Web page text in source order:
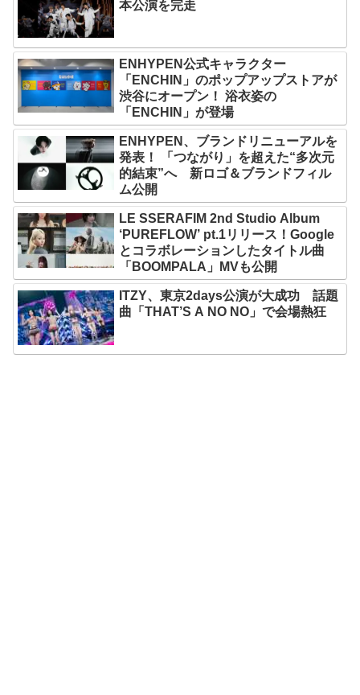
本公演を完走
ENHYPEN公式キャラクター
「ENCHIN」のポップアップストアが
渋谷にオープン！ 浴衣姿の
「ENCHIN」が登場
ENHYPEN、ブランドリニューアルを
発表！ 「つながり」を超えた“多次元
的結束”へ 新ロゴ＆ブランドフィル
ム公開
LE SSERAFIM 2nd Studio Album
‘PUREFLOW’ pt.1リリース！Google
とコラボレーションしたタイトル曲
「BOOMPALA」MVも公開
ITZY、東京2days公演が大成功 話題
曲「THAT’S A NO NO」で会場熱狂